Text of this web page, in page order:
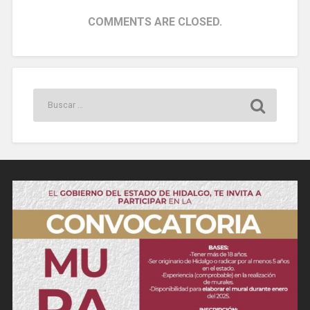
COMMENTS ARE CLOSED.